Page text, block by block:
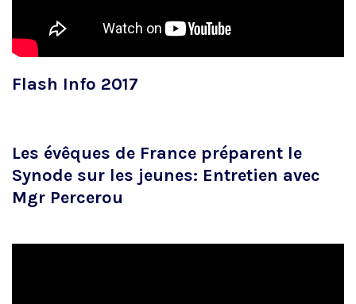
Flash Info 2017
Les évêques de France préparent le
Synode sur les jeunes: Entretien avec
Mgr Percerou